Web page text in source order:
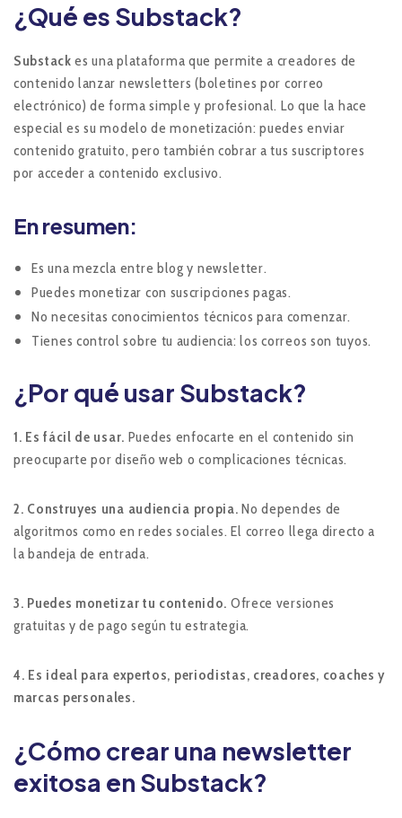
¿Qué es Substack?
Substack es una plataforma que permite a creadores de
contenido lanzar newsletters (boletines por correo
electrónico) de forma simple y profesional. Lo que la hace
especial es su modelo de monetización: puedes enviar
contenido gratuito, pero también cobrar a tus suscriptores
por acceder a contenido exclusivo.
En resumen:
Es una mezcla entre blog y newsletter.
Puedes monetizar con suscripciones pagas.
No necesitas conocimientos técnicos para comenzar.
Tienes control sobre tu audiencia: los correos son tuyos.
¿Por qué usar Substack?
1. Es fácil de usar. Puedes enfocarte en el contenido sin
preocuparte por diseño web o complicaciones técnicas.
2. Construyes una audiencia propia. No dependes de
algoritmos como en redes sociales. El correo llega directo a
la bandeja de entrada.
3. Puedes monetizar tu contenido. Ofrece versiones
gratuitas y de pago según tu estrategia.
4. Es ideal para expertos, periodistas, creadores, coaches y
marcas personales.
¿Cómo crear una newsletter
exitosa en Substack?